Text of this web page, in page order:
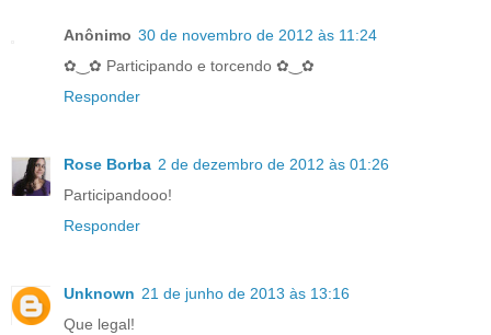
Anônimo 30 de novembro de 2012 às 11:24
✿‿✿ Participando e torcendo ✿‿✿
Responder
Rose Borba 2 de dezembro de 2012 às 01:26
Participandooo!
Responder
Unknown 21 de junho de 2013 às 13:16
Que legal!